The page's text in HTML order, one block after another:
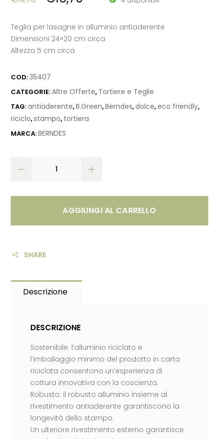
Teglia per lasagne in alluminio antiaderente
Dimensioni 24×20 cm circa
Altezza 5 cm circa
COD:35407
CATEGORIE:Altre Offerte, Tortiere e Teglie
TAG:antiaderente,B.Green,Berndes,dolce,eco friendly,
riciclo,stampo, tortiera
MARCA:BERNDES
AGGIUNGI AL CARRELLO
SHARE
Descrizione
DESCRIZIONE
Sostenibile: l’alluminio riciclato e
l’imballaggio minimo del prodotto in carta
riciclata consentono un’esperienza di
cottura innovativa con la coscienza.
Robusto: il robusto alluminio insieme al
rivestimento antiaderente garantiscono la
longevità dello stampo.
Un ulteriore rivestimento esterno garantisce